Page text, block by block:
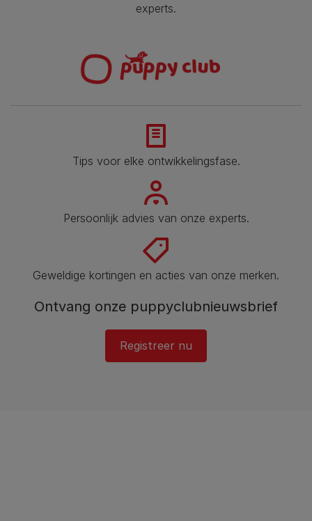
experts.
Tips voor elke ontwikkelingsfase​.
Persoonlijk advies van onze experts.
Geweldige kortingen en acties van onze merken.
Ontvang onze puppyclubnieuwsbrief
Registreer nu